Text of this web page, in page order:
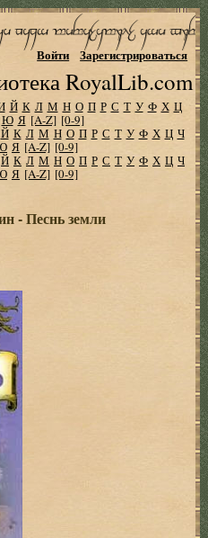
RoyalLib.com
Войти Зарегистрироваться
Й К Л М Н О П Р С Т У Ф Х Ц
Ю Я [A-Z] [0-9]
Й К Л М Н О П Р С Т У Ф Х Ц Ч
Я [A-Z] [0-9]
Й К Л М Н О П Р С Т У Ф Х Ц Ч
Я [A-Z] [0-9]
- Песнь земли